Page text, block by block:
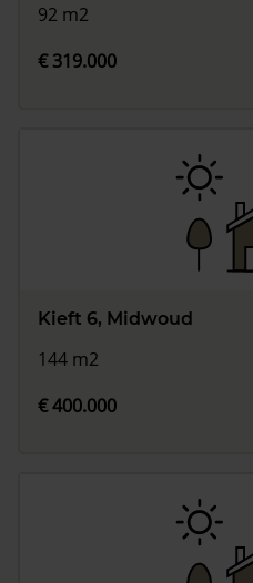
92 m2
€ 319.000
Kieft 6, Midwoud
144 m2
€ 400.000